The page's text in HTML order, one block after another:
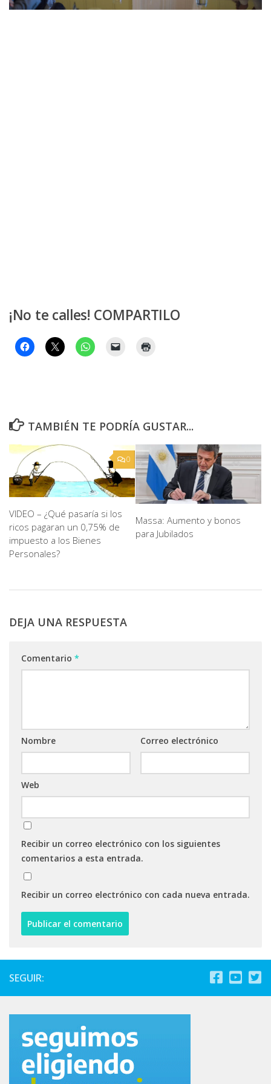
¡No te calles! COMPARTILO
TAMBIÉN TE PODRÍA GUSTAR...
0
VIDEO – ¿Qué pasaría si los
ricos pagaran un 0,75% de
impuesto a los Bienes
Personales?
Massa: Aumento y bonos
para Jubilados
DEJA UNA RESPUESTA
Comentario *
Nombre Correo electrónico
Web
Recibir un correo electrónico con los siguientes
comentarios a esta entrada.
Recibir un correo electrónico con cada nueva entrada.
SEGUIR: